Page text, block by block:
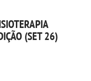
(SET 26)